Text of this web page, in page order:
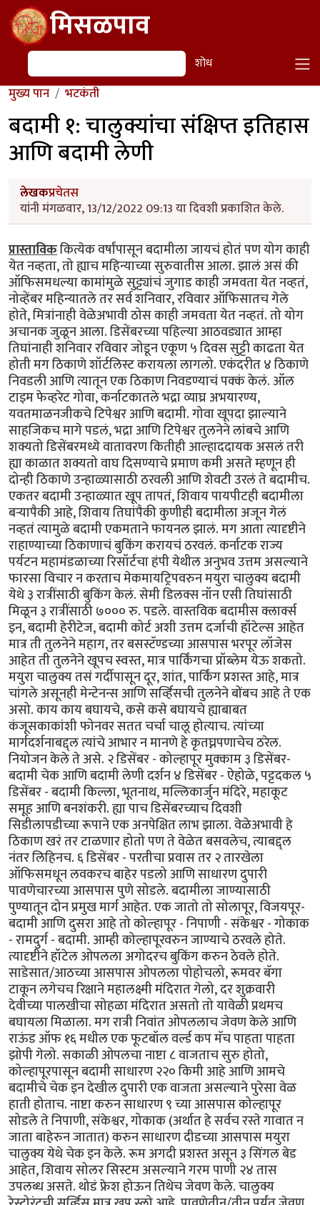
Skip to main contentमिसळपाव
शोध शोध
मुख्य पान भटकंती
बदामी १: चालुक्यांचा संक्षिप्त इतिहास
आणि बदामी लेणी
लेखकप्रचेतस
यांनी मंगळवार, 13/12/2022 09:13 या दिवशी प्रकाशित केले.
प्रास्ताविककित्येक वर्षांपासून बदामीला जायचं होतं पण योग काही
येत नव्हता, तो ह्याच महिन्याच्या सुरुवातीस आला. झालं असं की
ऑफिसमधल्या कामांमुळे सुट्ट्यांचं जुगाड काही जमवता येत नव्हतं,
नोव्हेंबर महिन्यातले तर सर्व शनिवार, रविवार ऑफिसातच गेले
होते, मित्रांनाही वेळेअभावी ठोस काही जमवता येत नव्हतं. तो योग
अचानक जुळून आला. डिसेंबरच्या पहिल्या आठवड्यात आम्हा
तिघांनाही शनिवार रविवार जोडून एकूण ५ दिवस सुट्टी काढता येत
होती मग ठिकाणे शॉर्टलिस्ट करायला लागलो. एकंदरीत ४ ठिकाणे
निवडली आणि त्यातून एक ठिकाण निवडण्याचं पक्कं केलं. ऑल
टाइम फेव्हरेट गोवा, कर्नाटकातले भद्रा व्याघ्र अभयारण्य,
यवतमाळनजीकचे टिपेश्वर आणि बदामी. गोवा खूपदा झाल्याने
साहजिकच मागे पडलं, भद्रा आणि टिपेश्वर तुलनेने लांबचे आणि
शक्यतो डिसेंबरमध्ये वातावरण कितीही आल्हाददायक असलं तरी
ह्या काळात शक्यतो वाघ दिसण्याचे प्रमाण कमी असते म्हणून ही
दोन्ही ठिकाणे उन्हाळ्यासाठी ठरवली आणि शेवटी उरलं ते बदामीच.
एकतर बदामी उन्हाळ्यात खूप तापतं, शिवाय पायपीटही बदामीला
बर्‍यापैकी आहे, शिवाय तिघांपैकी कुणीही बदामीला अजून गेलं
नव्हतं त्यामुळे बदामी एकमताने फायनल झालं. मग आता त्यादृष्टीने
राहाण्याच्या ठिकाणाचं बुकिंग करायचं ठरवलं. कर्नाटक राज्य
पर्यटन महामंडळाच्या रिसॉर्टचा हंपी येथील अनुभव उत्तम असल्याने
फारसा विचार न करताच मेकमायट्रिपवरुन मयुरा चालुक्य बदामी
येथे ३ रात्रींसाठी बुकिंग केलं. सेमी डिलक्स नॉन एसी तिघांसाठी
मिळून ३ रात्रींसाठी ७००० रु. पडले. वास्तविक बदामीस क्लार्क्स
इन, बदामी हेरीटेज, बदामी कोर्ट अशी उत्तम दर्जाची हॉटेल्स आहेत
मात्र ती तुलनेने महाग, तर बसस्टॅण्डच्या आसपास भरपूर लॉजेस
आहेत ती तुलनेने खूपच स्वस्त, मात्र पार्किंगचा प्रॉब्लेम येऊ शकतो.
मयुरा चालुक्य तसं गर्दीपासून दूर, शांत, पार्किंग प्रशस्त आहे, मात्र
चांगले असूनही मेन्टेनन्स आणि सर्व्हिसची तुलनेने बोंबच आहे ते एक
असो. काय काय बघायचे, कसे कसे बघायचे ह्याबाबत
कंजूसकाकांशी फोनवर सतत चर्चा चालू होत्याच. त्यांच्या
मार्गदर्शनाबद्द्ल त्यांचे आभार न मानणे हे कृतघ्नपणाचेच ठरेल.
नियोजन केले ते असे. २ डिसेंबर - कोल्हापूर मुक्काम ३ डिसेंबर-
बदामी चेक आणि बदामी लेणी दर्शन ४ डिसेंबर - ऐहोळे, पट्टदकल ५
डिसेंबर - बदामी किल्ला, भूतनाथ, मल्लिकार्जुन मंदिरे, महाकूट
समूह आणि बनशंकरी. ह्या पाच डिसेंबरच्याच दिवशी
सिडीलापडीच्या रूपाने एक अनपेक्षित लाभ झाला. वेळेअभावी हे
ठिकाण खरं तर टाळणार होतो पण ते वेळेत बसवलेच, त्याबद्द्ल
नंतर लिहिनच. ६ डिसेंबर - परतीचा प्रवास तर २ तारखेला
ऑफिसमधून लवकरच बाहेर पडलो आणि साधारण दुपारी
पावणेचारच्या आसपास पुणे सोडले. बदामीला जाण्यासाठी
पुण्यातून दोन प्रमुख मार्ग आहेत. एक जातो तो सोलापूर, विजयपूर-
बदामी आणि दुसरा आहे तो कोल्हापूर - निपाणी - संकेश्वर - गोकाक
- रामदुर्ग - बदामी. आम्ही कोल्हापूरवरुन जाण्याचे ठरवले होते.
त्यादृष्टीने हॉटेल ओपलला अगोदरच बुकिंग करुन ठेवले होते.
साडेसात/आठच्या आसपास ओपलला पोहोचलो, रूमवर बॅगा
टाकून लगेचच रिक्षाने महालक्ष्मी मंदिरात गेलो, दर शुक्रवारी
देवीच्या पालखीचा सोहळा मंदिरात असतो तो यावेळी प्रथमच
बघायला मिळाला. मग रात्री निवांत ओपललाच जेवण केले आणि
राऊंड ऑफ १६ मधील एक फूटबॉल वर्ल्ड कप मॅच पाहता पाहता
झोपी गेलो. सकाळी ओपलचा नाष्टा ८ वाजताच सुरु होतो,
कोल्हापूरपासून बदामी साधारण २२० किमी आहे आणि आमचे
बदामीचे चेक इन देखील दुपारी एक वाजता असल्याने पुरेसा वेळ
हाती होताच. नाष्टा करुन साधारण ९ च्या आसपास कोल्हापूर
सोडले ते निपाणी, संकेश्वर, गोकाक (अर्थात हे सर्वच रस्ते गावात न
जाता बाहेरुन जातात) करुन साधारण दीडच्या आसपास मयुरा
चालुक्य येथे चेक इन केले. रूम अगदी प्रशस्त असून ३ सिंगल बेड
आहेत, शिवाय सोलर सिस्टम असल्याने गरम पाणी २४ तास
उपलब्ध असते. थोडं फ्रेश होऊन तिथेच जेवण केले. चालुक्य